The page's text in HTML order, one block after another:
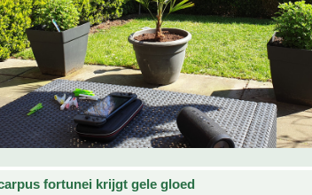
fortunei krijgt gele gloed